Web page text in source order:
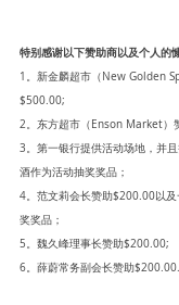
特别感谢以下赞助商以及个人的
1。新金麟超市（New Golden
$500.00;
2。东方超市（Enson Market）
3。第一银行提供活动场地，并
酒作为活动抽奖奖品；
4。范文莉会长赞助$200.00以
奖奖品；
5。魏久峰理事长赞助$200.00;
6。薛蔚常务副会长赞助$200.00.